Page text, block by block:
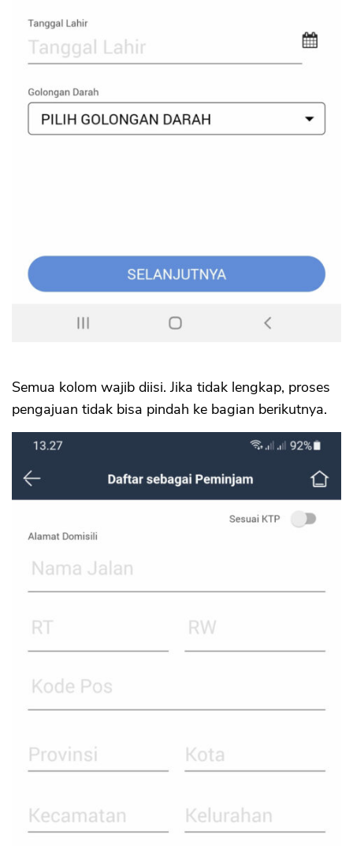
Semua kolom wajib diisi. Jika tidak lengkap, proses
pengajuan tidak bisa pindah ke bagian berikutnya.